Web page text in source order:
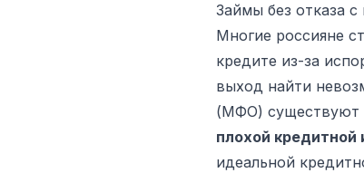
Займы без отказа
Многие россияне
кредите из-за
выход найти
(МФО) существуют
плохой кредитной
идеальной